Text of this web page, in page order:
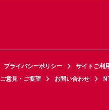
プライバシーポリシー サイトご利
ご意見・ご要望 お問い合わせ